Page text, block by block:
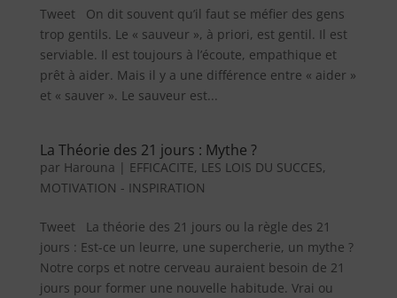
Tweet On dit souvent qu’il faut se méfier des gens
trop gentils. Le « sauveur », à priori, est gentil. Il est
serviable. Il est toujours à l’écoute, empathique et
prêt à aider. Mais il y a une différence entre « aider »
et « sauver ». Le sauveur est...
La Théorie des 21 jours : Mythe ?
par Harouna | EFFICACITE, LES LOIS DU SUCCES,
MOTIVATION - INSPIRATION
Tweet La théorie des 21 jours ou la règle des 21
jours : Est-ce un leurre, une supercherie, un mythe ?
Notre corps et notre cerveau auraient besoin de 21
jours pour former une nouvelle habitude. Vrai ou